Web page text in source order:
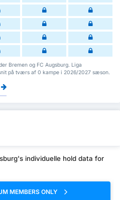
Bremen og FC Augsburg. Liga
på tværs af 0 kampe i 2026/2027 sæson.
individuelle hold data for
MEMBERS ONLY